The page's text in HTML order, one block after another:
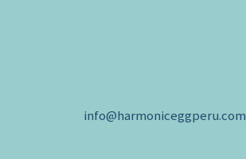
info@harmoniceggperu.com